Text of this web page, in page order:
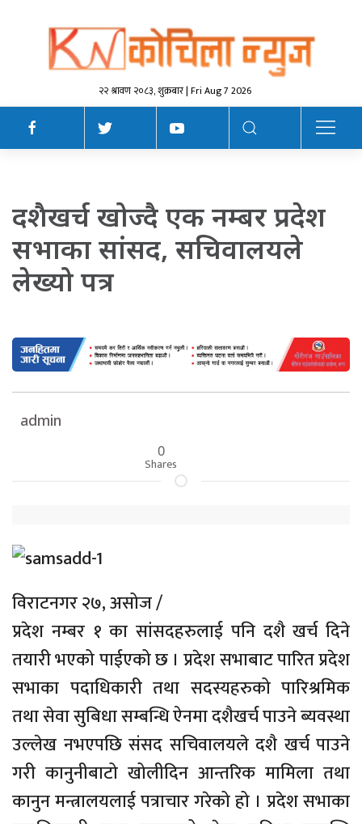
२२ श्रावण २०८३, शुक्रबार | Fri Aug 7 2026
दशैखर्च खोज्दै एक नम्बर प्रदेश
सभाका सांसद, सचिवालयले
लेख्यो पत्र
admin
0
Shares
विराटनगर २७, असोज /
प्रदेश नम्बर १ का सांसदहरुलाई पनि दशै खर्च दिने
तयारी भएको पाईएको छ । प्रदेश सभाबाट पारित प्रदेश
सभाका पदाधिकारी तथा सदस्यहरुको पारिश्रमिक
तथा सेवा सुबिधा सम्बन्धि ऐनमा दशैखर्च पाउने ब्यवस्था
उल्लेख नभएपछि संसद सचिवालयले दशै खर्च पाउने
गरी कानुनीबाटो खोलीदिन आन्तरिक मामिला तथा
कानुन मन्त्रालयलाई पत्राचार गरेको हो । प्रदेश सभाका